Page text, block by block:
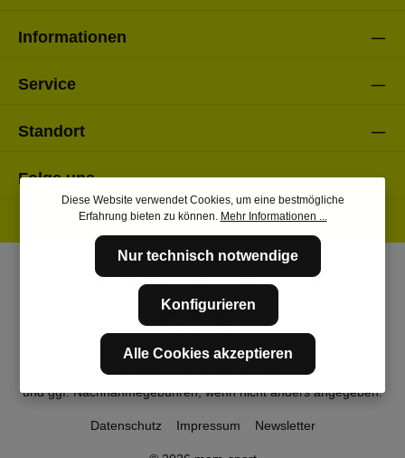
Informationen
Service
Standort
Folge uns
* Alle Preise inkl. gesetzl. Mehrwertsteuer zzgl.Versandkosten
und ggf. Nachnahmegebühren, wenn nicht anders angegeben.
Datenschutz Impressum Newsletter
Diese Website verwendet Cookies, um eine bestmögliche
Erfahrung bieten zu können. Mehr Informationen ...
Nur technisch notwendige
Konfigurieren
Alle Cookies akzeptieren